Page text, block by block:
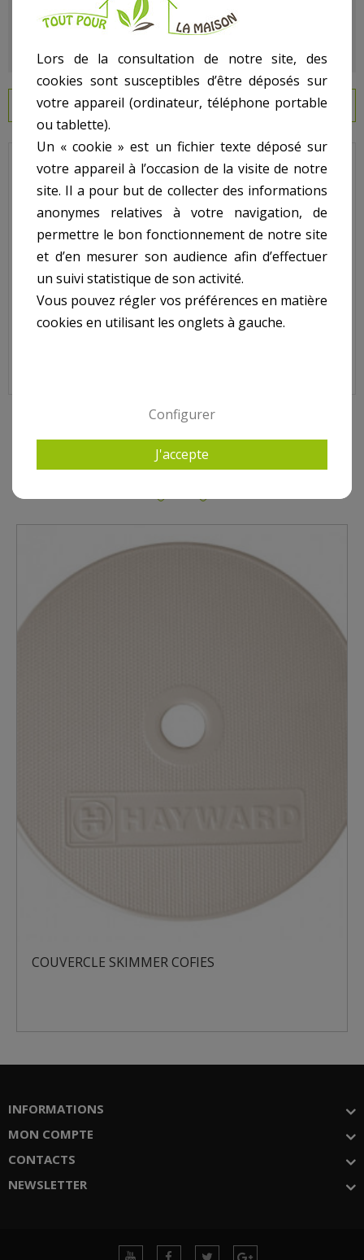
EN SAVOIR PLUS
Grande meurtrière liner skimmer COFIES.
N°8 sur le shema.
COLLERETTE SKIMMER
INFORMATIONS
MON COMPTE
CONTACTS
NEWSLETTER
Lors de la consultation de notre site, des
cookies sont susceptibles d’être déposés sur
votre appareil (ordinateur, téléphone portable
ou tablette).
Un « cookie » est un fichier texte déposé sur
votre appareil à l’occasion de la visite de notre
site. Il a pour but de collecter des informations
anonymes relatives à votre navigation, de
permettre le bon fonctionnement de notre site
et d’en mesurer son audience afin d’effectuer
un suivi statistique de son activité.
Vous pouvez régler vos préférences en matière
cookies en utilisant les onglets à gauche.
Configurer
J'accepte